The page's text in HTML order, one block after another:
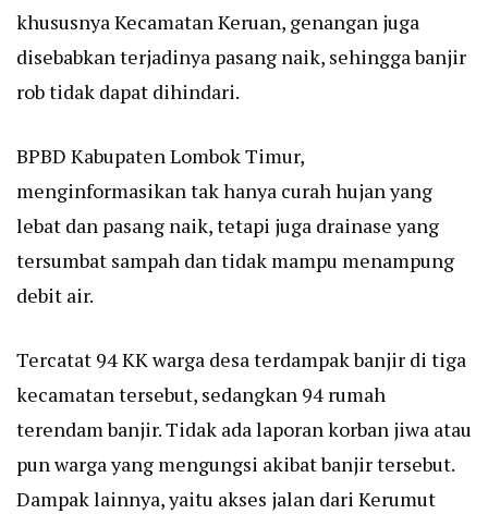
khususnya Kecamatan Keruan, genangan juga
disebabkan terjadinya pasang naik, sehingga banjir
rob tidak dapat dihindari.
BPBD Kabupaten Lombok Timur,
menginformasikan tak hanya curah hujan yang
lebat dan pasang naik, tetapi juga drainase yang
tersumbat sampah dan tidak mampu menampung
debit air.
Tercatat 94 KK warga desa terdampak banjir di tiga
kecamatan tersebut, sedangkan 94 rumah
terendam banjir. Tidak ada laporan korban jiwa atau
pun warga yang mengungsi akibat banjir tersebut.
Dampak lainnya, yaitu akses jalan dari Kerumut